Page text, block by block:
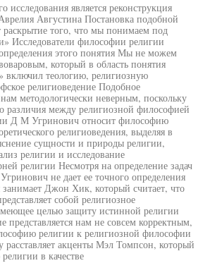
исследования является реконструкция
Августина Постановка подобной
раскрытие того, что мы понимаем под
Исследователи философии религии
этого понятия Мы не можем
который в область понятия
включил теологию, религиозную
религиоведение Подобное
методологически неверным, поскольку
различия между религиозной философией
Д М Угринович относит философию
религиоведения, выделяя в
сущности и природы религии,
религии и исследование
религии Несмотря на определение задач
не дает ее точного определения
Джон Хик, который считает, что
собой религиозное
целью защиту истинной религии
представляется нам не совсем корректным,
религии к религиозной философии
расставляет акценты Мэл Томпсон, который
в качестве